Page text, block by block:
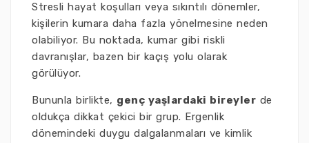
Stresli hayat koşulları veya sıkıntılı dönemler,
kişilerin kumara daha fazla yönelmesine neden
olabiliyor. Bu noktada, kumar gibi riskli
davranışlar, bazen bir kaçış yolu olarak
görülüyor.
Bununla birlikte, genç yaşlardaki bireyler de
oldukça dikkat çekici bir grup. Ergenlik
dönemindeki duygu dalgalanmaları ve kimlik